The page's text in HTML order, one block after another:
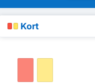
Kort